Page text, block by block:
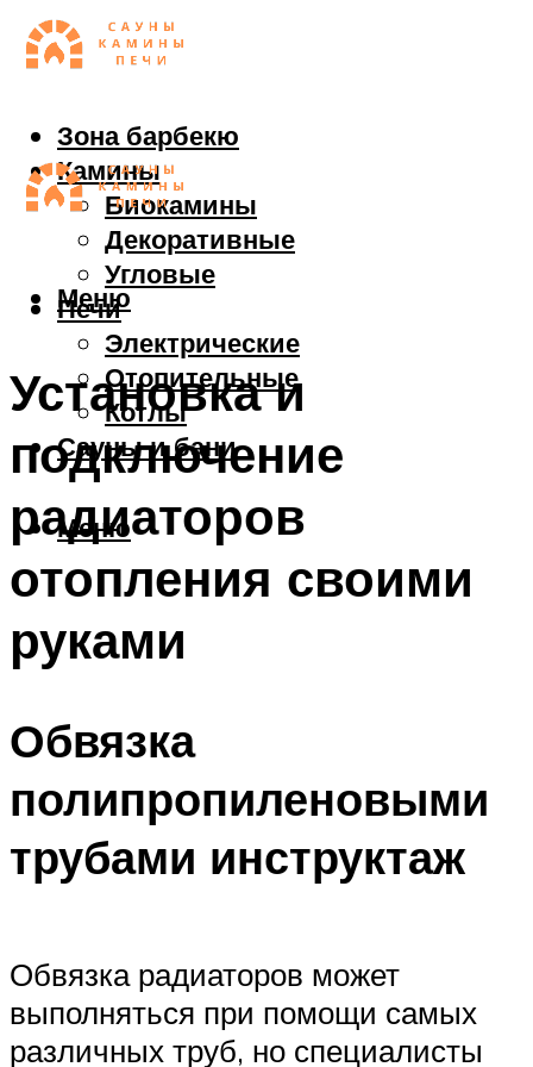
Зона барбекю
Камины
Биокамины
Декоративные
Угловые
Печи
Электрические
Отопительные
Котлы
Сауны и бани
Меню
Меню
Установка и
подключение
радиаторов
отопления своими
руками
Обвязка
полипропиленовыми
трубами инструктаж
Обвязка радиаторов может
выполняться при помощи самых
различных труб, но специалисты